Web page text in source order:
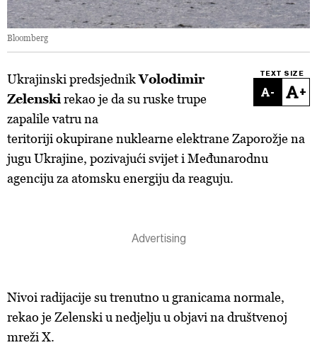
Bloomberg
TEXT SIZE
- +
Ukrajinski predsjednikVolodimir
Zelenskirekao je da su ruske trupe
zapalile vatru na
teritoriji okupirane nuklearne elektrane Zaporožje na
jugu Ukrajine, pozivajući svijet i Međunarodnu
agenciju za atomsku energiju da reaguju.
Nivoi radijacije su trenutno u granicama normale,
rekao je Zelenski u nedjelju u objavi na društvenoj
mreži X.